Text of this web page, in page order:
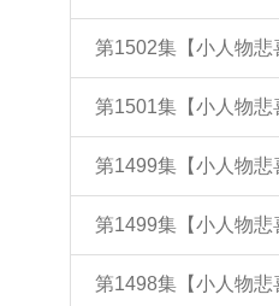
第1502集【小人物
第1501集【小人物
第1499集【小人物
第1499集【小人物
第1498集【小人物悲